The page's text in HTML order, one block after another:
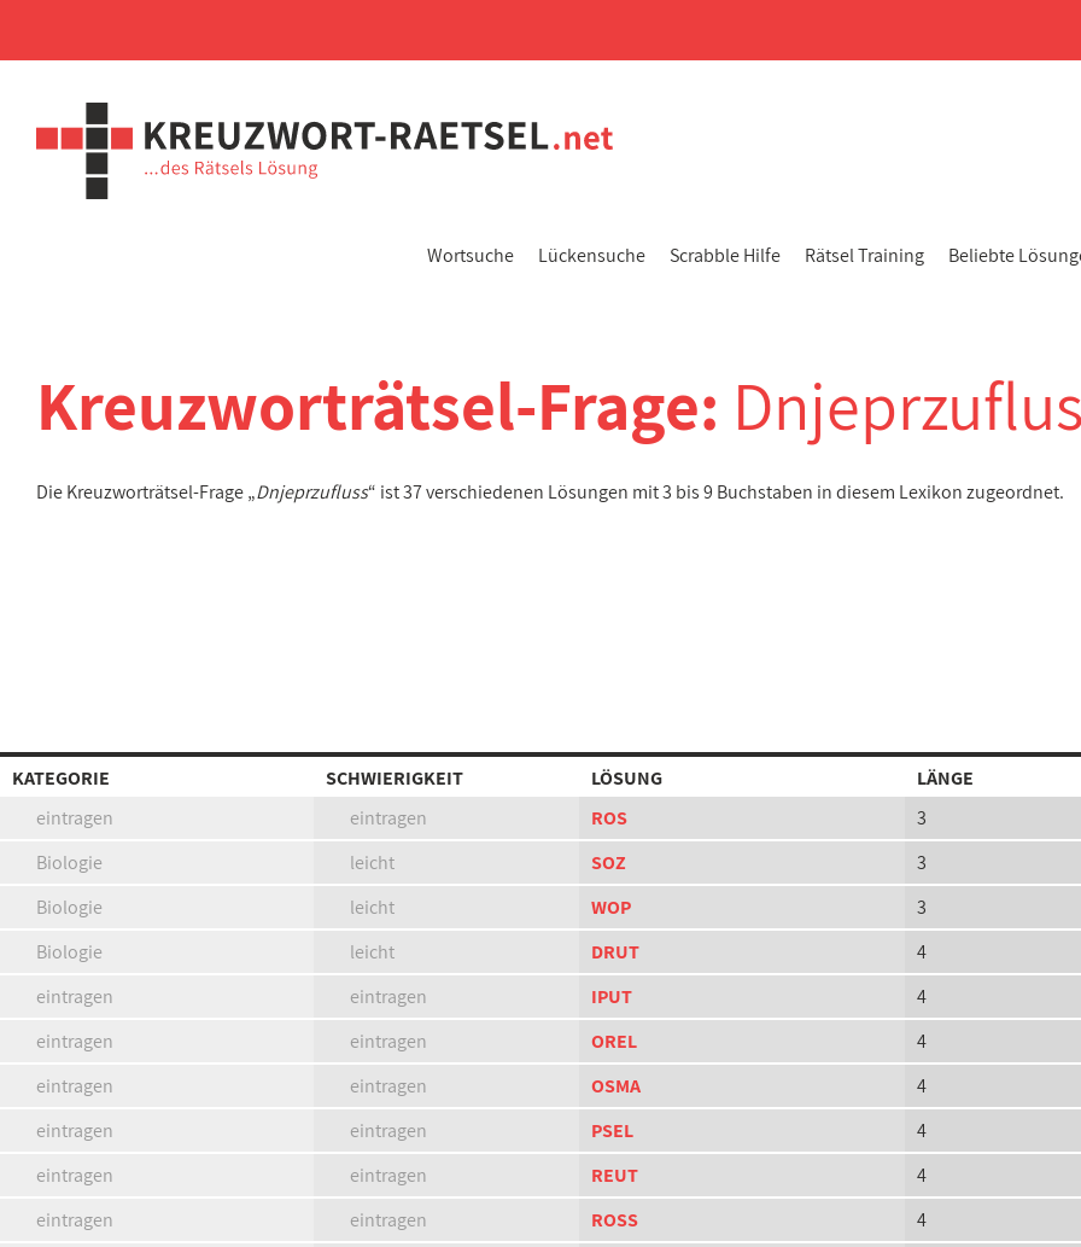
Wortsuche Lückensuche Scrabble Hilfe Rätsel Training Beliebte
Kreuzworträtsel-Frage:
Die Kreuzworträtsel-Frage „Dnjeprzufluss“ ist 37 verschiedenen Lösungen mit 3 bis 9 Buchstaben in diesem Lexikon zugeordnet.
KATEGORIE SCHWIERIGKEIT LÖSUNG
LÄNGE
eintragen
eintragen ROS
3
Biologie
leicht SOZ
3
Biologie
leicht WOP
3
Biologie
leicht DRUT
4
eintragen
eintragen IPUT
4
eintragen
eintragen OREL
4
eintragen
eintragen OSMA
4
eintragen
eintragen PSEL
4
eintragen
eintragen REUT
4
eintragen
eintragen ROSS
4